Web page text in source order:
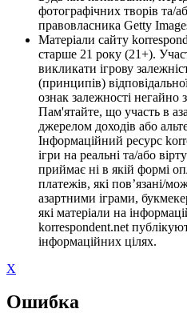
фотографічних творів та/
правовласника Getty
Матеріали сайту
старше 21 року (21+).
викликати ігрову
(принципів)
ознак залежності негайно
Пам'ятайте, що участь в
джерелом доходів або
Інформаційний ресурс
ігри на реальні та/або
приймає ні в якій формі
платежів, які пов’язані/
азартними іграми,
які матеріали на
korrespondent.net
інформаційних цілях.
X
Ошибка